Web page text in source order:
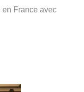
en France avec